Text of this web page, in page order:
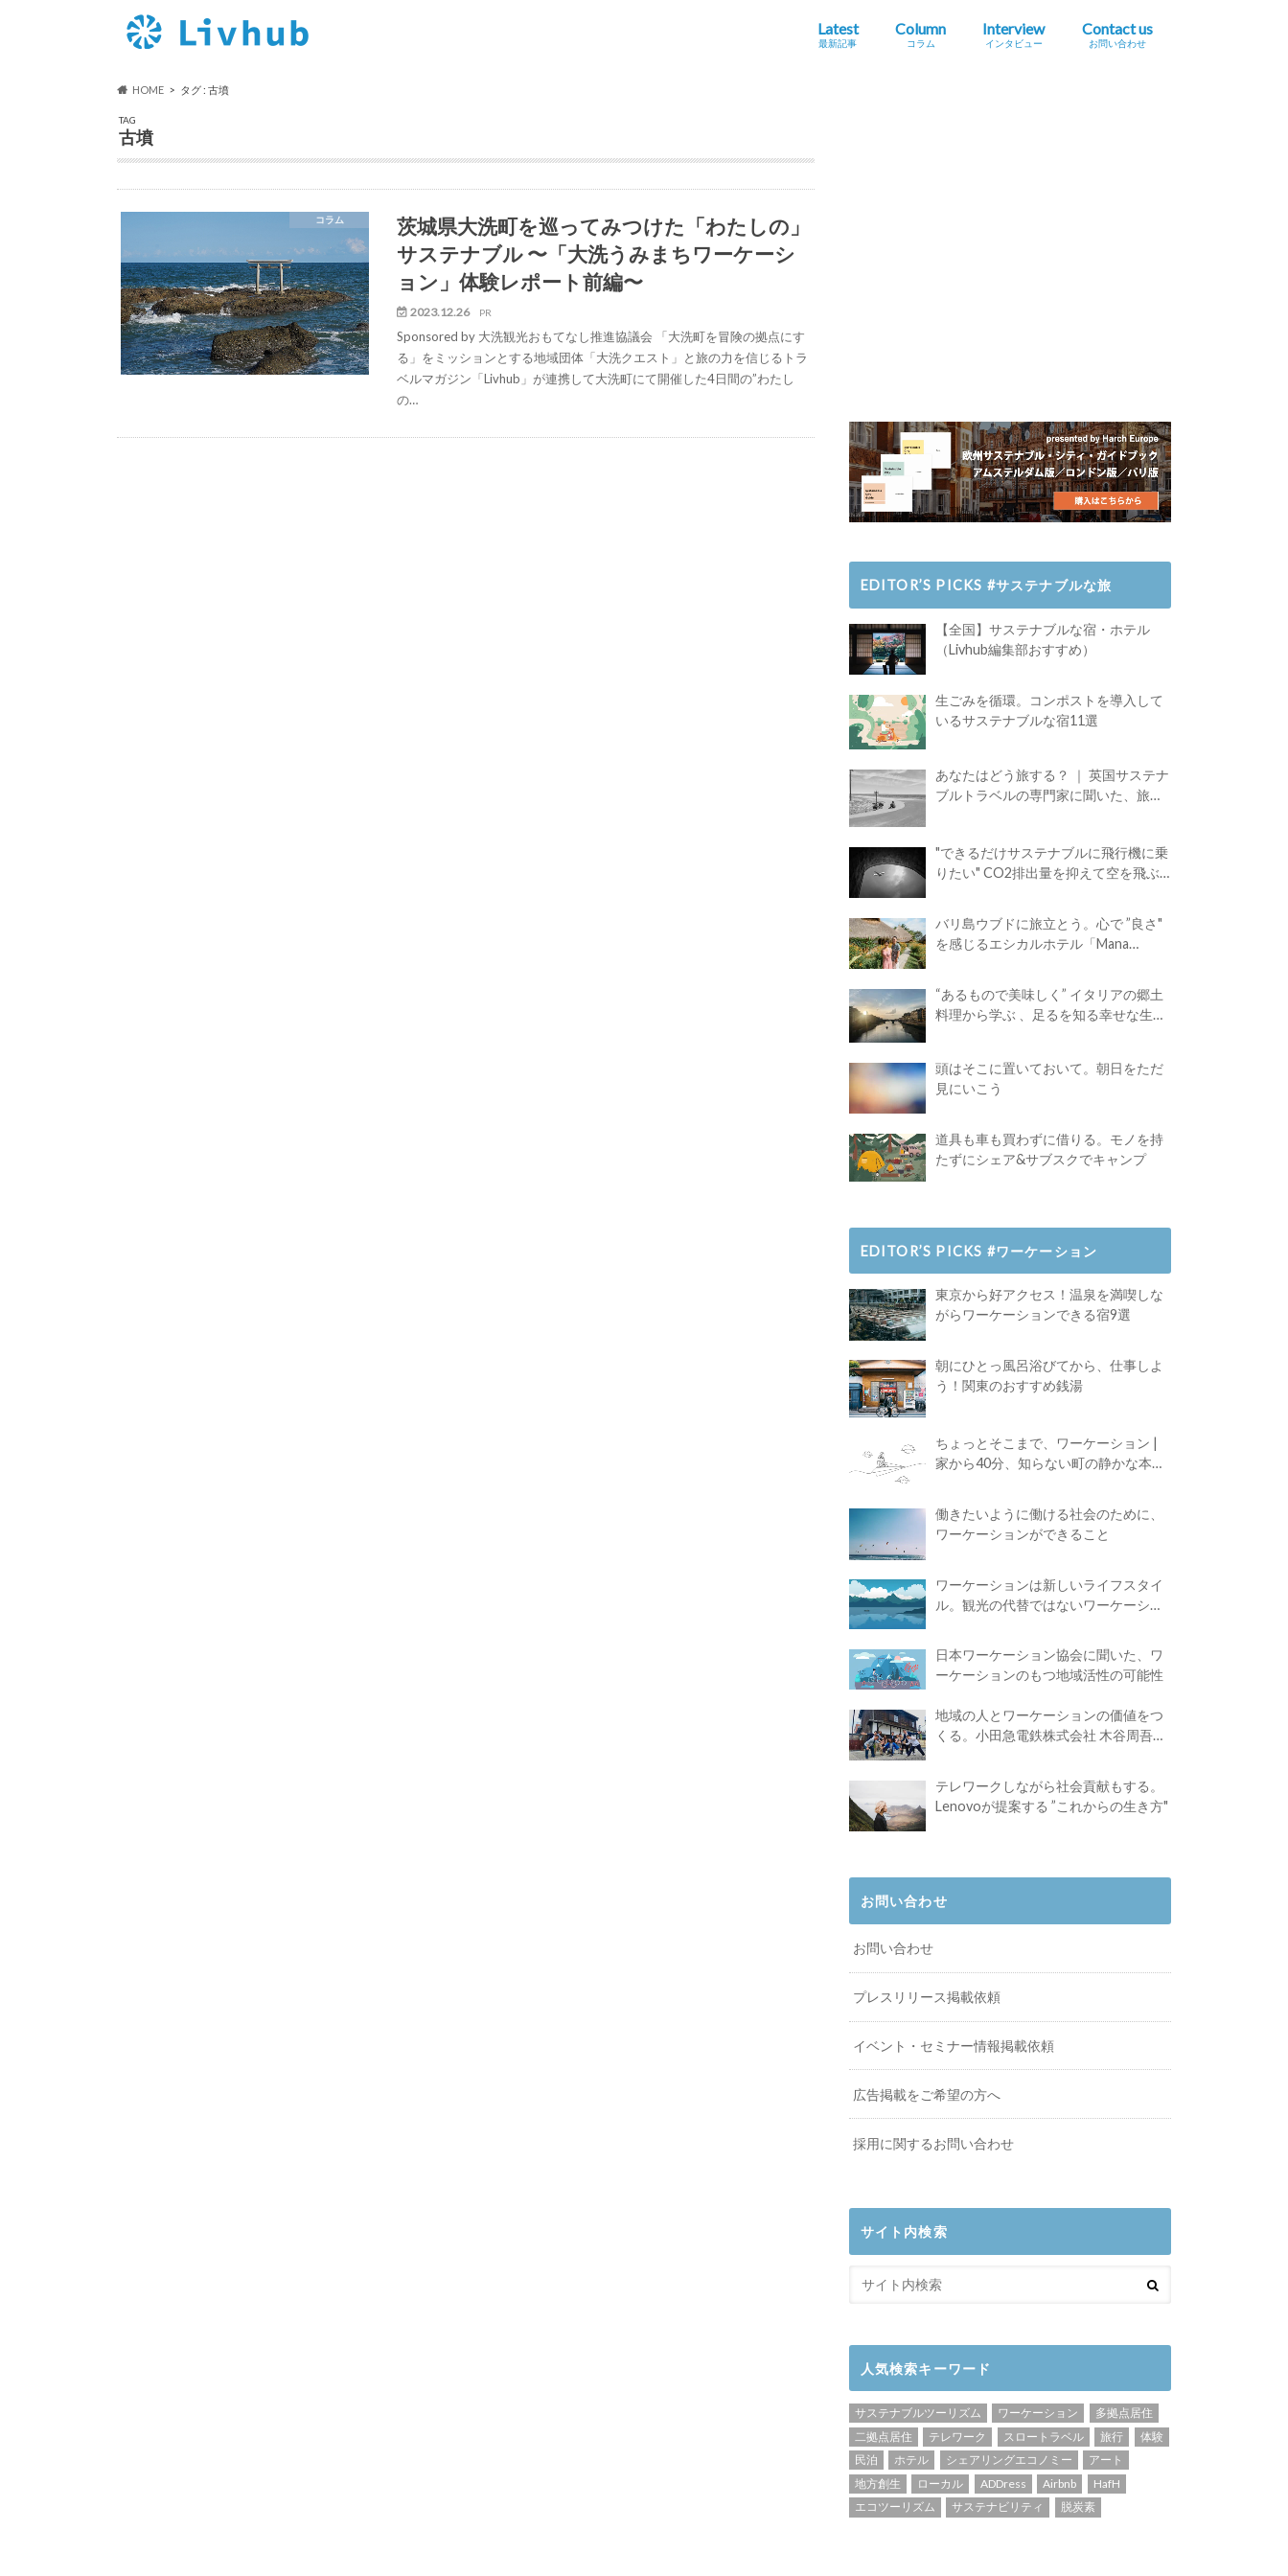
Latest
最新記事
Column
コラム
Interview
インタビュー
Contact us
お問い合わせ
HOME タグ : 古墳
TAG
古墳
コラム
茨城県大洗町を巡ってみつけた「わたしの」
サステナブル 〜「大洗うみまちワーケーシ
ョン」体験レポート前編〜
2023.12.26 PR
Sponsored by 大洗観光おもてなし推進協議会 「大洗町を冒険の拠点にす
る」をミッションとする地域団体「大洗クエスト」と旅の力を信じるトラ
ベルマガジン「Livhub」が連携して大洗町にて開催した4日間の”わたし
の…
EDITOR’S PICKS #サステナブルな旅
【全国】サステナブルな宿・ホテル
（Livhub編集部おすすめ）
生ごみを循環。コンポストを導入して
いるサステナブルな宿11選
あなたはどう旅する？ ｜ 英国サステナ
ブルトラベルの専門家に聞いた、旅の
"できるだけサステナブルに飛行機に乗
りたい" CO2排出量を抑えて空を飛ぶ
バリ島ウブドに旅立とう。心で ”良さ"
を感じるエシカルホテル「Mana
“あるもので美味しく” イタリアの郷土
料理から学ぶ 、足るを知る幸せな生き
頭はそこに置いておいて。朝日をただ
見にいこう
道具も車も買わずに借りる。モノを持
たずにシェア&サブスクでキャンプ
EDITOR’S PICKS #ワーケーション
東京から好アクセス！温泉を満喫しな
がらワーケーションできる宿9選
朝にひとっ風呂浴びてから、仕事しよ
う！関東のおすすめ銭湯
ちょっとそこまで、ワーケーション |
家から40分、知らない町の静かな本屋
働きたいように働ける社会のために、
ワーケーションができること
ワーケーションは新しいライフスタイ
ル。観光の代替ではないワーケーショ
日本ワーケーション協会に聞いた、ワ
ーケーションのもつ地域活性の可能性
地域の人とワーケーションの価値をつ
くる。小田急電鉄株式会社 木谷周吾さ
テレワークしながら社会貢献もする。
Lenovoが提案する ”これからの生き方"
お問い合わせ
お問い合わせ
プレスリリース掲載依頼
イベント・セミナー情報掲載依頼
広告掲載をご希望の方へ
採用に関するお問い合わせ
サイト内検索
人気検索キーワード
サステナブルツーリズム ワーケーション
多拠点居住
二拠点居住
テレワーク スロートラベル 旅行
体験
民泊
ホテル シェアリングエコノミー
アート
地方創生
ローカル ADDress Airbnb
HafH
エコツーリズム
サステナビリティ 脱炭素